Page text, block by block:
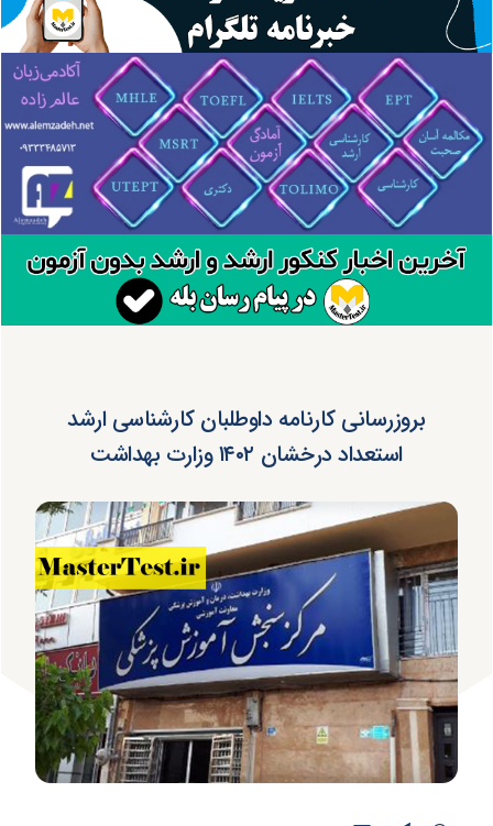
بروزرسانی کارنامه داوطلبان کارشناسی ارشد
استعداد درخشان ۱۴۰۲ وزارت بهداشت